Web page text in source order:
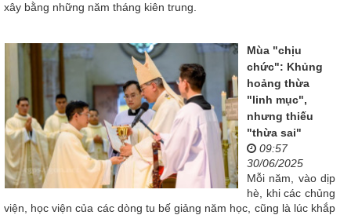
xây bằng những năm tháng kiên trung.
Mùa "chịu
chức": Khủng
hoảng thừa
"linh mục",
nhưng thiếu
"thừa sai"
09:57
30/06/2025
Mỗi năm, vào dịp
hè, khi các chủng
viện, học viện của các dòng tu bế giảng năm học, cũng là lúc khắp